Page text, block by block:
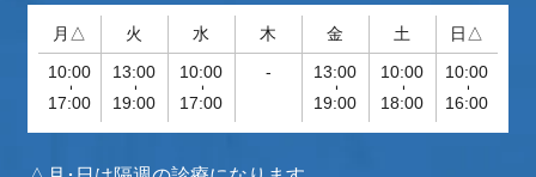
月△ 火 水 木 金 土 日△
10:00
-
17:00
13:00
-
19:00
10:00
-
17:00
- 13:00
-
19:00
10:00
-
18:00
10:00
-
16:00